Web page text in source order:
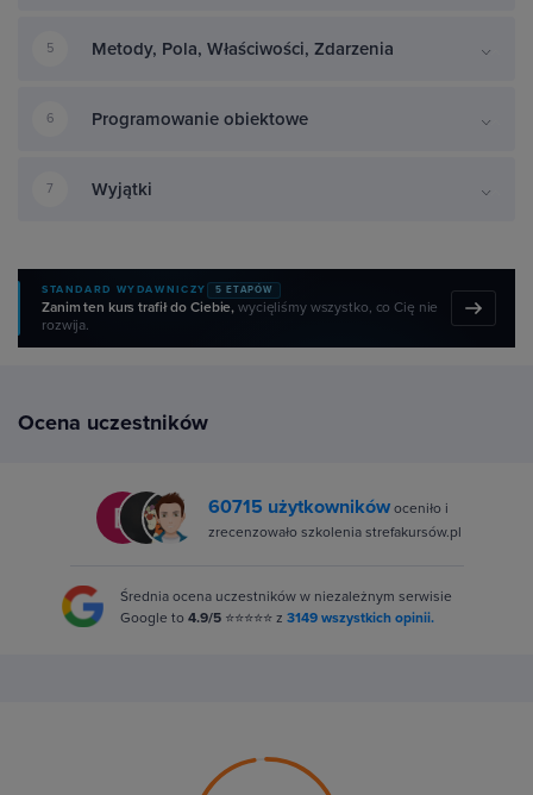
5 Metody, Pola, Właściwości, Zdarzenia
6 Programowanie obiektowe
7 Wyjątki
STANDARD WYDAWNICZY 5 ETAPÓW
Zanim ten kurs trafił do Ciebie,wycięliśmy wszystko, co Cię nie
rozwija.
Ocena uczestników
60715 użytkownikówoceniło i
zrecenzowało szkolenia strefakursów.pl
Średnia ocena uczestników w niezależnym serwisie
Google to 4.9/5 ⭐⭐⭐⭐⭐ z 3149 wszystkich opinii.